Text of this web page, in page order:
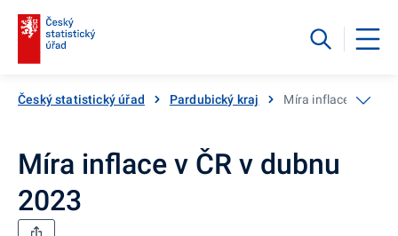
Český statistický úřad Pardubický kraj Míra inflace v ČR v
Míra inflace v ČR v dubnu
2023